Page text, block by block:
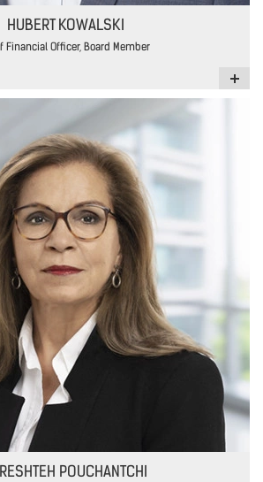
HUBERT KOWALSKI
Financial Officer, Board Member
POUCHANTCHI